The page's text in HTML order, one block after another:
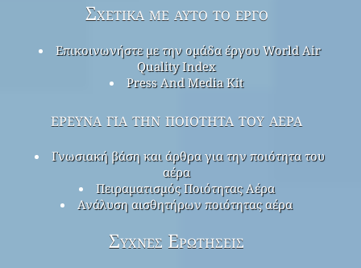
Σχετικά με αυτό το έργο
Επικοινωνήστε με την ομάδα έργου World Air
Quality Index
Press And Media Kit
έρευνα για την ποιότητα του αέρα
Γνωσιακή βάση και άρθρα για την ποιότητα του
αέρα
Πειραματισμός Ποιότητας Αέρα
Ανάλυση αισθητήρων ποιότητας αέρα
Συχνές Ερωτήσεις